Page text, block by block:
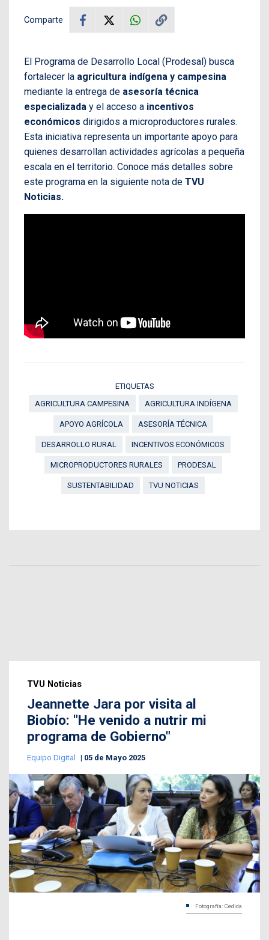
Comparte
El Programa de Desarrollo Local (Prodesal) busca
fortalecer la agricultura indígena y campesina
mediante la entrega de asesoría técnica
especializada y el acceso a incentivos
económicos dirigidos a microproductores rurales.
Esta iniciativa representa un importante apoyo para
quienes desarrollan actividades agrícolas a pequeña
escala en el territorio. Conoce más detalles sobre
este programa en la siguiente nota de TVU
Noticias.
ETIQUETAS
AGRICULTURA CAMPESINA
AGRICULTURA INDÍGENA
APOYO AGRÍCOLA ASESORÍA TÉCNICA
DESARROLLO RURAL INCENTIVOS ECONÓMICOS
MICROPRODUCTORES RURALES PRODESAL
SUSTENTABILIDAD TVU NOTICIAS
TVU Noticias
Jeannette Jara por visita al
Biobío: "He venido a nutrir mi
programa de Gobierno"
Equipo Digital 05 de Mayo 2025
Fotografía: Cedida